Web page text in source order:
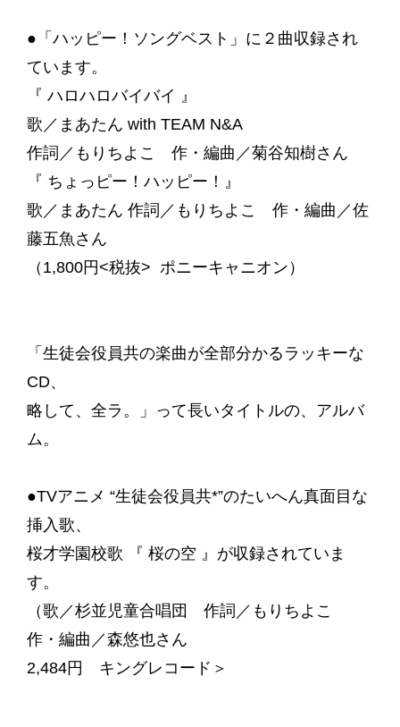
●「ハッピー！ソングベスト」に２曲収録され
ています。
『 ハロハロバイバイ 』
歌／まあたん with TEAM N&A
作詞／もりちよこ 作・編曲／菊谷知樹さん
『 ちょっピー！ハッピー！』
歌／まあたん 作詞／もりちよこ 作・編曲／佐
藤五魚さん
（1,800円<税抜> ポニーキャニオン）
「生徒会役員共の楽曲が全部分かるラッキーな
CD、
略して、全ラ。」って長いタイトルの、アルバ
ム。
●TVアニメ “生徒会役員共*”のたいへん真面目な
挿入歌、
桜才学園校歌 『 桜の空 』が収録されていま
す。
（歌／杉並児童合唱団 作詞／もりちよこ
作・編曲／森悠也さん
2,484円 キングレコード＞